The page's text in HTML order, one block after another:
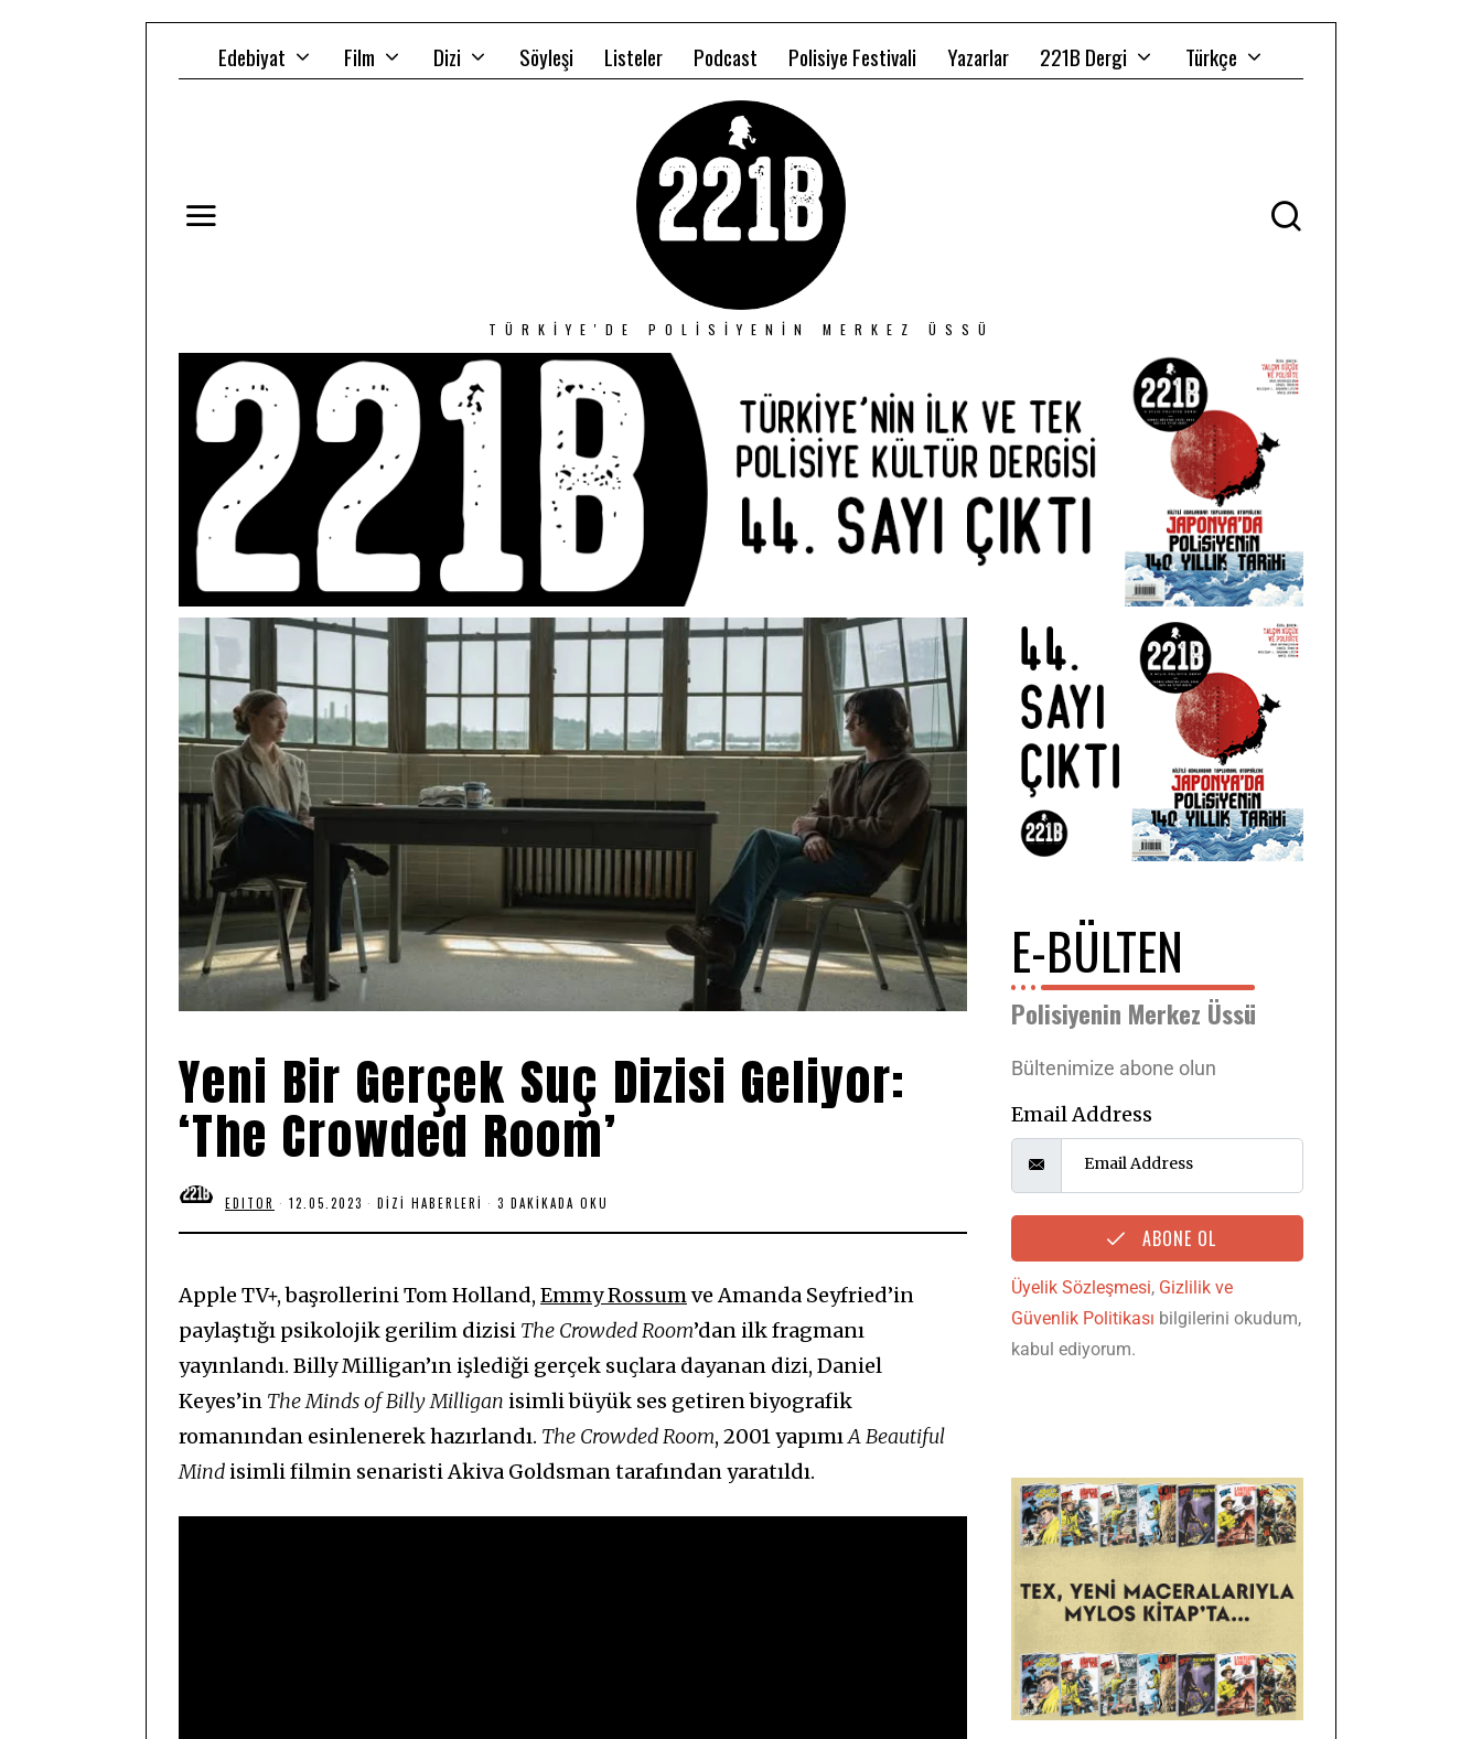
Edebiyat Film Dizi Söyleşi Listeler Podcast Polisiye Festivali Yazarlar 221B Dergi Türkçe
TÜRKIYE'DE POLISIYENIN MERKEZ ÜSSÜ
Yeni Bir Gerçek Suç Dizisi Geliyor:
‘The Crowded Room’
EDITOR 12.05.2023 1
.
2
0
2
DIZI HABERLERI 3 DAKIKADA OKU
Apple TV+, başrollerini Tom Holland, Emmy Rossumve Amanda Seyfried’in
paylaştığı psikolojik gerilim dizisi The Crowded Room’dan ilk fragmanı
yayınlandı. Billy Milligan’ın işlediği gerçek suçlara dayanan dizi, Daniel
Keyes’in The Minds of Billy Milligan isimli büyük ses getiren biyografik
romanından esinlenerek hazırlandı. The Crowded Room, 2001 yapımıA Beautiful
Mind isimli filmin senaristi Akiva Goldsman tarafından yaratıldı.
E-BÜLTEN
Polisiyenin Merkez Üssü
Bültenimize abone olun
Email Address
ABONE OL
Üyelik Sözleşmesi, Gizlilik ve
Güvenlik Politikası bilgilerini okudum,
kabul ediyorum.